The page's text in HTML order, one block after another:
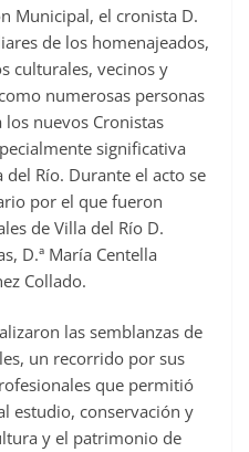
Municipal, el cronista D.
de los homenajeados,
culturales, vecinos y
numerosas personas
nuevos Cronistas
significativa
Río. Durante el acto se
por el que fueron
de Villa del Río D.
D.ª María Centella
Collado.
las semblanzas de
un recorrido por sus
que permitió
estudio, conservación y
y el patrimonio de